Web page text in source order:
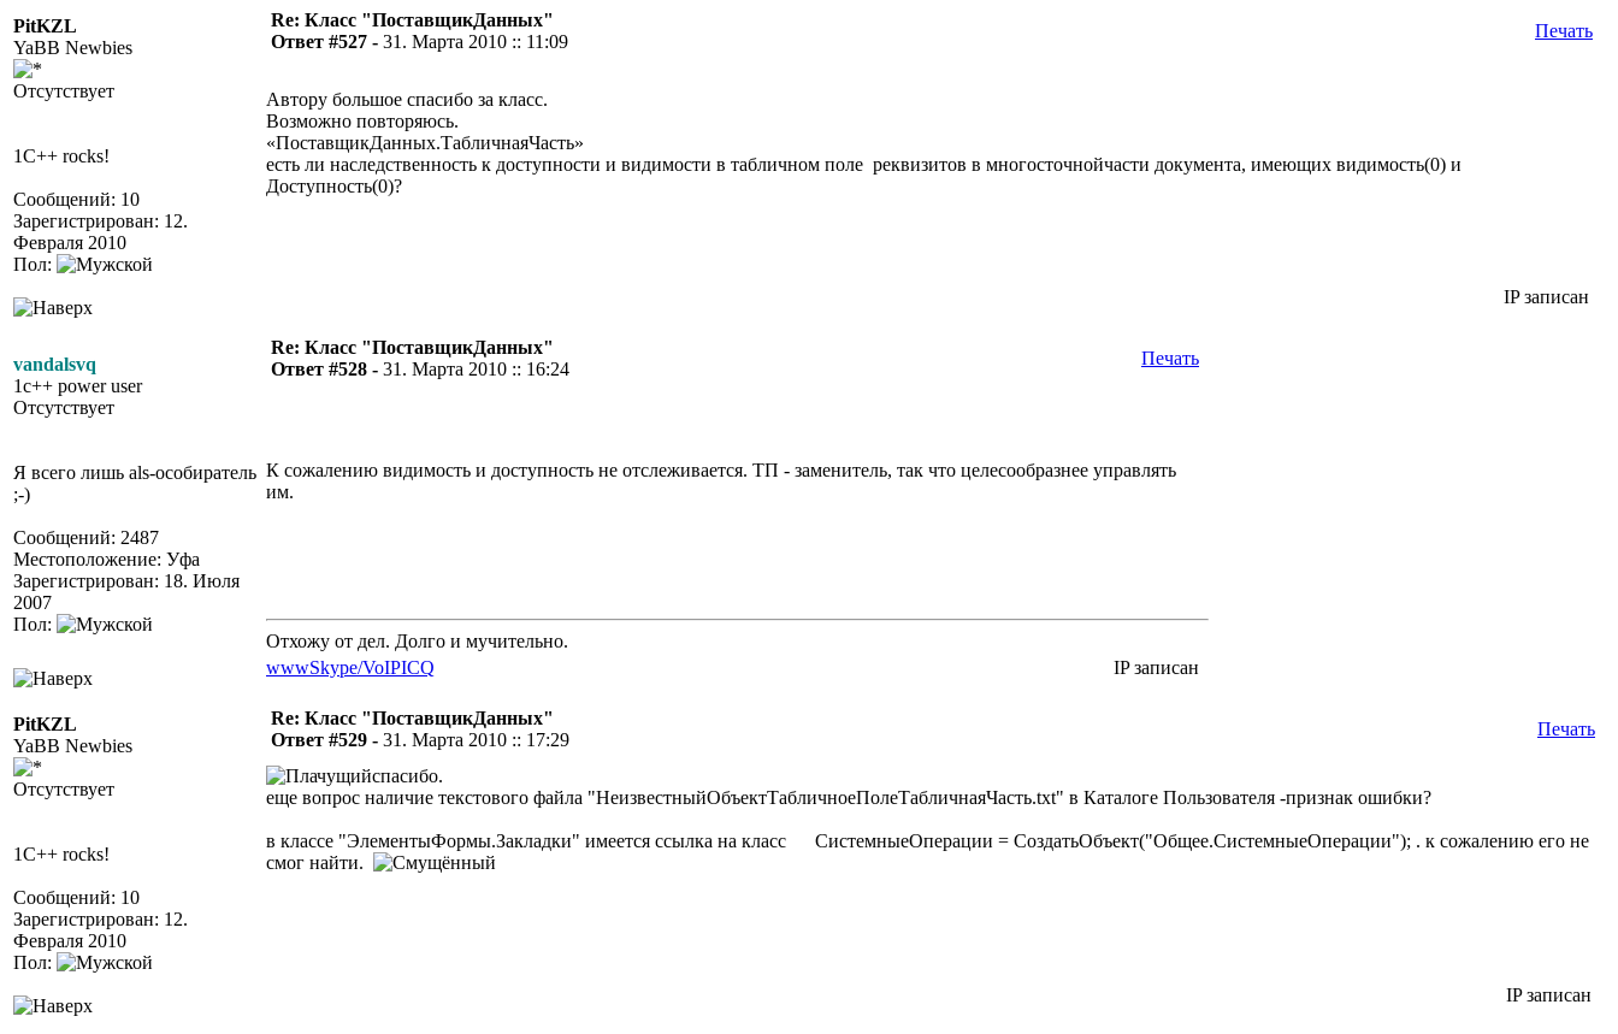
PitKZL
YaBB Newbies
Отсутствует
1C++ rocks!
Сообщений: 10
Зарегистрирован: 12.
Февраля 2010
Пол:
Re: Класс "ПоставщикДанных"
Ответ #527 - 31. Марта 2010 :: 11:09
Печать
Автору большое спасибо за класс.
Возможно повторяюсь.
«ПоставщикДанных.ТабличнаяЧасть»
есть ли наследственность к доступности и видимости в табличном поле реквизитов в многосточнойчасти документа, имеющих видимость(0) и
Доступность(0)?
IP записан
vandalsvq
1c++ power user
Отсутствует
Я всего лишь als-особиратель
;-)
Сообщений: 2487
Местоположение: Уфа
Зарегистрирован: 18. Июля
2007
Пол:
Re: Класс "ПоставщикДанных"
Ответ #528 - 31. Марта 2010 :: 16:24
Печать
К сожалению видимость и доступность не отслеживается. ТП - заменитель, так что целесообразнее управлять
им.
Отхожу от дел. Долго и мучительно.
wwwSkype/VoIPICQ IP записан
PitKZL
YaBB Newbies
Отсутствует
1C++ rocks!
Сообщений: 10
Зарегистрирован: 12.
Февраля 2010
Пол:
Re: Класс "ПоставщикДанных"
Ответ #529 - 31. Марта 2010 :: 17:29
Печать
спасибо.
еще вопрос наличие текстового файла "НеизвестныйОбъектТабличноеПолеТабличнаяЧасть.txt" в Каталоге Пользователя -признак ошибки?
в классе "ЭлементыФормы.Закладки" имеется ссылка на класс СистемныеОперации = СоздатьОбъект("Общее.СистемныеОперации"); . к сожалению его не
смог найти.
IP записан